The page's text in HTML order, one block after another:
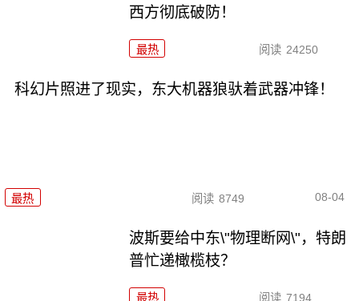
西方彻底破防！
最热 阅读 24250
科幻片照进了现实，东大机器狼驮着武器冲锋！
最热 阅读 8749 08-04
波斯要给中东\"物理断网\"，特朗
普忙递橄榄枝？
最热 阅读 7194